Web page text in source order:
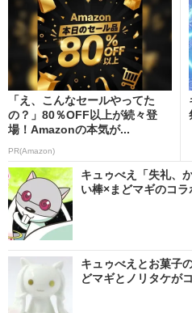
「え、こんなセールやってた
の？」80％OFF以上が続々登
場！Amazonの本気が...
PR(Amazon)
キュゥべえ「失礼、
い棒×まどマギのコ
キュゥべえとお菓子
どマギとノリタケが